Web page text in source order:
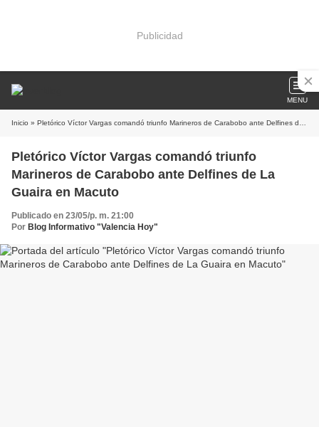
Publicidad
MENU
Inicio » Pletórico Víctor Vargas comandó triunfo Marineros de Carabobo ante Delfines de La Guaira en Macuto
Pletórico Víctor Vargas comandó triunfo
Marineros de Carabobo ante Delfines de La
Guaira en Macuto
Publicado en 23/05/p. m. 21:00
Por Blog Informativo "Valencia Hoy"